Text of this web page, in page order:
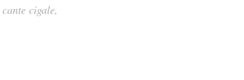
cante cigale,